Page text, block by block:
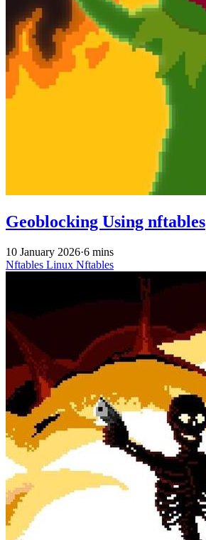
Geoblocking Using nftables
10 January 2026·6 mins
Nftables Linux Nftables